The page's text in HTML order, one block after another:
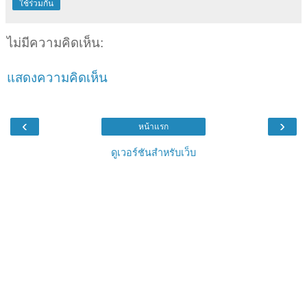
ใช้ร่วมกัน
ไม่มีความคิดเห็น:
แสดงความคิดเห็น
‹ ›
หน้าแรก
ดูเวอร์ชันสำหรับเว็บ